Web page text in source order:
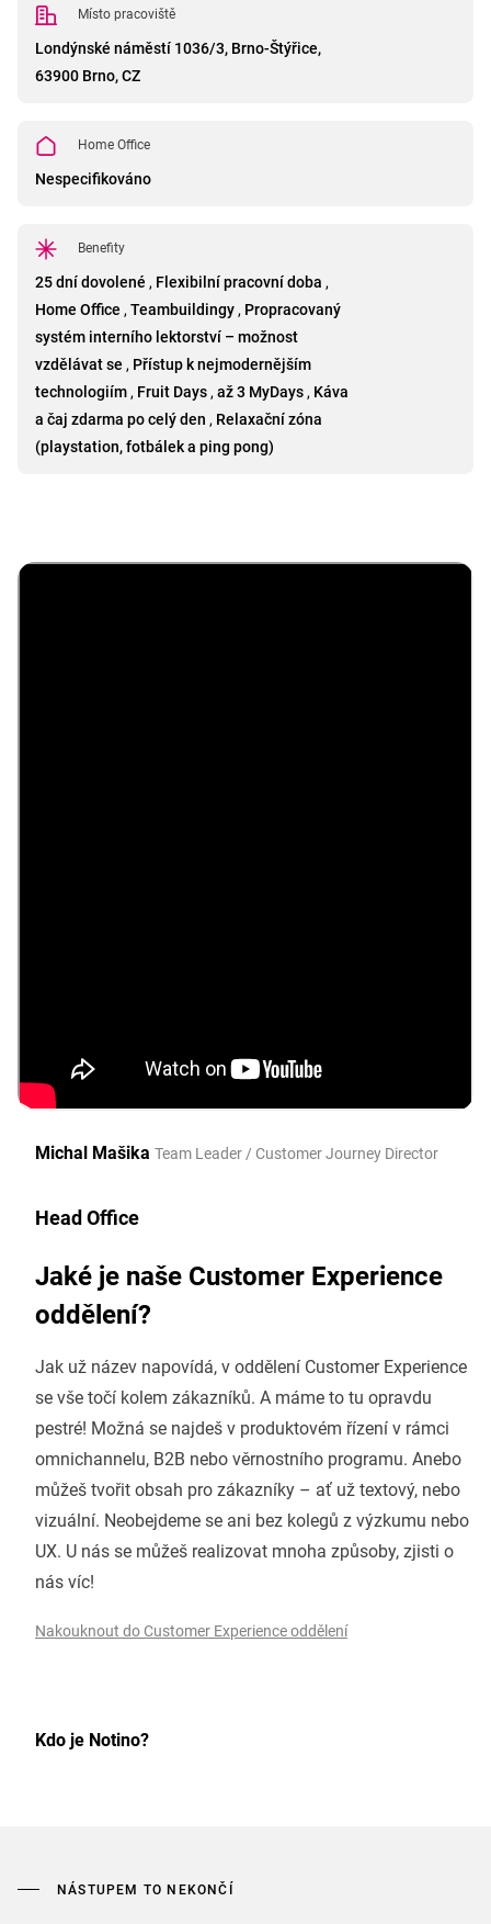
Místo pracoviště
Londýnské náměstí 1036/3, Brno-Štýřice,
63900 Brno, CZ
Home Office
Nespecifikováno
Benefity
25 dní dovolené , Flexibilní pracovní doba ,
Home Office , Teambuildingy , Propracovaný
systém interního lektorství – možnost
vzdělávat se , Přístup k nejmodernějším
technologiím , Fruit Days , až 3 MyDays , Káva
a čaj zdarma po celý den , Relaxační zóna
(playstation, fotbálek a ping pong)
Michal Mašika Team Leader / Customer Journey Director
Head Office
Jaké je naše Customer Experience
oddělení?
Jak už název napovídá, v oddělení Customer Experience
se vše točí kolem zákazníků. A máme to tu opravdu
pestré! Možná se najdeš v produktovém řízení v rámci
omnichannelu, B2B nebo věrnostního programu. Anebo
můžeš tvořit obsah pro zákazníky – ať už textový, nebo
vizuální. Neobejdeme se ani bez kolegů z výzkumu nebo
UX. U nás se můžeš realizovat mnoha způsoby, zjisti o
nás víc!
Nakouknout do Customer Experience oddělení
Kdo je Notino?
NÁSTUPEM TO NEKONČÍ